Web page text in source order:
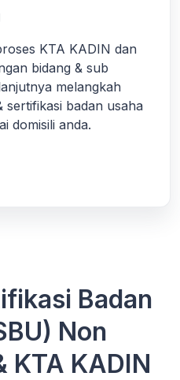
KTA KADIN dan
bidang & sub
melangkah
sertifikasi badan usaha
domisili anda.
Badan
Non
KTA KADIN